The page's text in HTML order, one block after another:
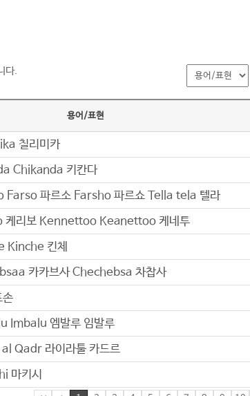
다.
용어/표현
칠리미카
Chikanda 키칸다
Farso 파르소 Farsho 파르쇼 Tella tela 텔라
케리보 Kennettoo Keanettoo 케네투
Kinche 킨체
카카브사 Chechebsa 차찹사
손
Imbalu 엠발루 임발루
Qadr 라이라툴 카드르
마키시